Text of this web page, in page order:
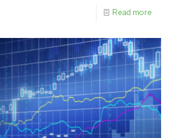
Read more